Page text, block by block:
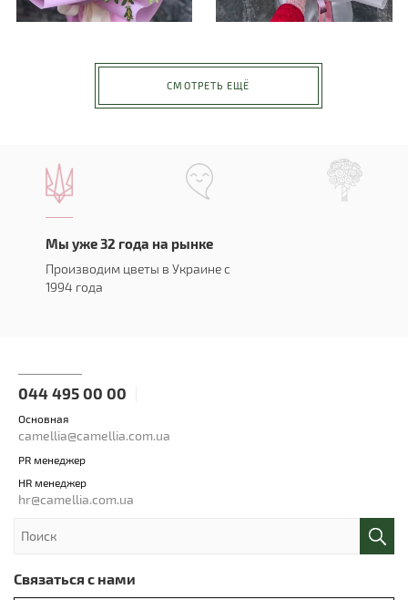
СМОТРЕТЬ ЕЩЁ
Мы уже 32 года на рынке
Производим цветы в Украине с
1994 года
044 495 00 00
Основная
camellia@camellia.com.ua
PR менеджер
HR менеджер
hr@camellia.com.ua
Связаться с нами